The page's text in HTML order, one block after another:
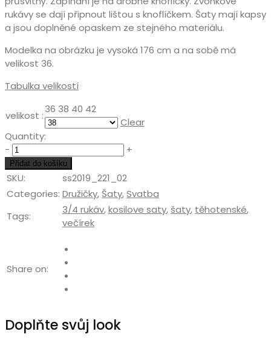
rukávy se dají připnout lištou s knoflíčkem. Šaty mají kapsy
a jsou doplněné opaskem ze stejného materiálu.
Modelka na obrázku je vysoká 176 cm a na sobě má
velikost 36.
Tabulka velikostí
velikost :
36 38 40 42
Clear
Quantity:
- Quantity +
Přidat do košíku
SKU:
ss2019_221_02
Categories: Družičky, Šaty,Svatba
Tags:
3/4 rukáv,kosilove saty, šaty, těhotenské,
večírek
Share on:
Doplňte svůj look